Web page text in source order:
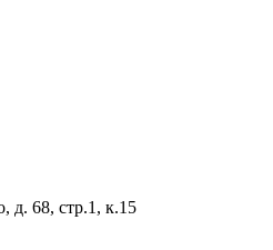
д. 68, стр.1, к.15